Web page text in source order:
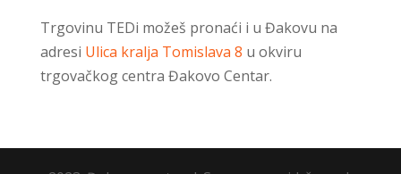
Trgovinu TEDi možeš pronaći i u Đakovu na
adresi Ulica kralja Tomislava 8 u okviru
trgovačkog centra Đakovo Centar.